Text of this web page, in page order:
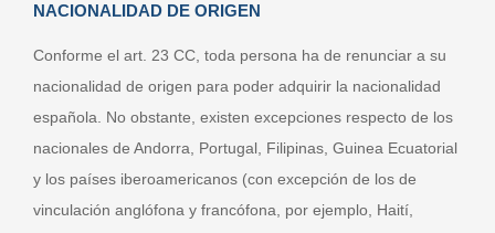
NACIONALIDAD DE ORIGEN
Conforme el art. 23 CC, toda persona ha de renunciar a su
nacionalidad de origen para poder adquirir la nacionalidad
española. No obstante, existen excepciones respecto de los
nacionales de Andorra, Portugal, Filipinas, Guinea Ecuatorial
y los países iberoamericanos (con excepción de los de
vinculación anglófona y francófona, por ejemplo, Haití,